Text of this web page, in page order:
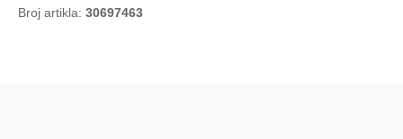
Broj artikla: 30697463